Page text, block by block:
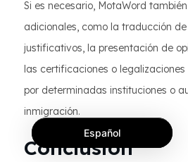
Si es necesario, MotaWord
adicionales, como la traducción
justificativos, la presentación de
las certificaciones o
por determinadas instituciones o
inmigración.
Conclusión
Español